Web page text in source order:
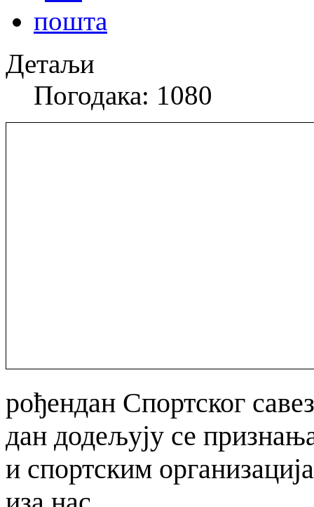
Детаљи
Погодака: 1080
рођендан Спортског
дан додељују се
и спортским